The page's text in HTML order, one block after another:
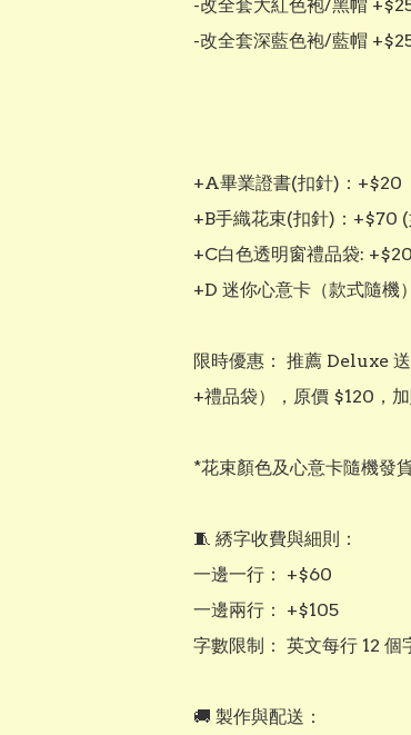
-改全套大紅色袍/黑帽
-改全套深藍色袍/藍帽
+A畢業證書(扣針)：+$20
+B手織花束(扣針)：+$70 (
+C白色透明窗禮品袋: +$20
+D 迷你心意卡（款式隨機
限時優惠： 推薦 Deluxe
+禮品袋），原價 $120，
*花束顏色及心意卡隨機發
🧵 綉字收費與細則：
一邊一行： +$60
一邊兩行： +$105
字數限制： 英文每行 12 個
​​🚚 製作與配送：